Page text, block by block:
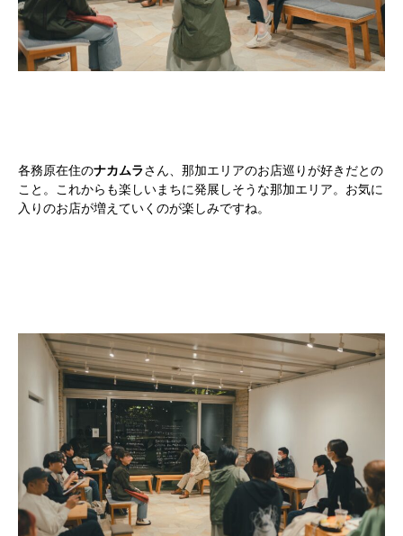
各務原在住のナカムラさん、那加エリアのお店巡りが好きだとの
こと。これからも楽しいまちに発展しそうな那加エリア。お気に
入りのお店が増えていくのが楽しみですね。